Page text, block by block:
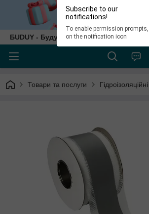
Subscribe to our
notifications!
To enable permission
on the notification icon
БUDUY - Будуй як собі!
Товари та послуги